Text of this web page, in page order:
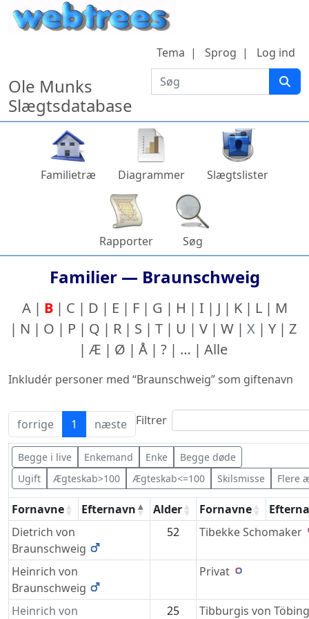
Hop til indhold
Ole Munks
Slægtsdatabase
Søg
Tema Sprog Log ind
Familietræ Diagrammer Slægtslister
Rapporter Søg
Familier — Braunschweig
A B C D E F G H I J K L
M
N
O P Q R S T U V W X Y
Z
Æ
Ø Å ? … Alle
Inkludér personer med “Braunschweig” som giftenavn
forrige 1 næste Filtrer
Begge i live Enkemand Enke
Begge døde
Ugift
Ægteskab>100 Ægteskab<=100 Skilsmisse Flere
Fornavne Efternavn Alder Fornavne
Dietrich von
Braunschweig
52 TibekkeSchomaker
Heinrich von
Braunschweig
Privat
Heinrich von
25 Tibburgis von Töbing